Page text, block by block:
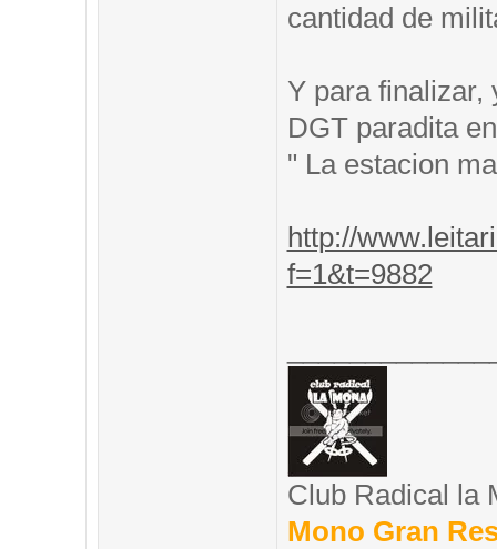
cantidad de
Y para finalizar,
DGT paradita
" La estacion
http://
f=1&t=9882
Club Radical la
Mono Gran